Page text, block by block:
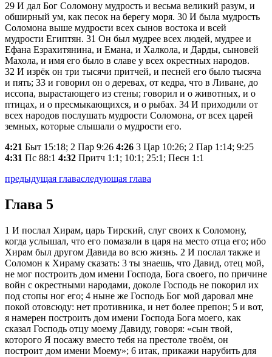
29 И дал Бог Соломону мудрость и весьма великий разум, и
обширный ум, как песок на берегу моря. 30 И была мудрость
Соломона выше мудрости всех сынов востока и всей
мудрости Египтян. 31 Он был мудрее всех людей, мудрее и
Ефана Езрахитянина, и Емана, и Халкола, и Дарды, сыновей
Махола, и имя его было в славе у всех окрестных народов.
32 И изрёк он три тысячи притчей, и песней его было тысяча
и пять; 33 и говорил он о деревах, от кедра, что в Ливане, до
иссопа, вырастающего из стены; говорил и о животных, и о
птицах, и о пресмыкающихся, и о рыбах. 34 И приходили от
всех народов послушать мудрости Соломона, от всех царей
земных, которые слышали о мудрости его.
4:21 Быт 15:18; 2 Пар 9:26 4:26 3 Цар 10:26; 2 Пар 1:14; 9:25
4:31 Пс 88:1 4:32 Притч 1:1; 10:1; 25:1; Песн 1:1
предыдущая главаследующая глава
Глава 5
1 И послал Хирам, царь Тирский, слуг своих к Соломону,
когда услышал, что его помазали в царя на место отца его; ибо
Хирам был другом Давида во всю жизнь. 2 И послал также и
Соломон к Хираму сказать: 3 ты знаешь, что Давид, отец мой,
не мог построить дом имени Господа, Бога своего, по причине
войн с окрестными народами, доколе Господь не покорил их
под стопы ног его; 4 ныне же Господь Бог мой даровал мне
покой отовсюду: нет противника, и нет более препон; 5 и вот,
я намерен построить дом имени Господа Бога моего, как
сказал Господь отцу моему Давиду, говоря:
сын твой,
которого Я посажу вместо тебя на престоле твоём, он
построит дом имени Моему ; 6 итак, прикажи нарубить для